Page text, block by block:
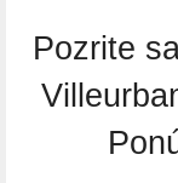
Pozrite